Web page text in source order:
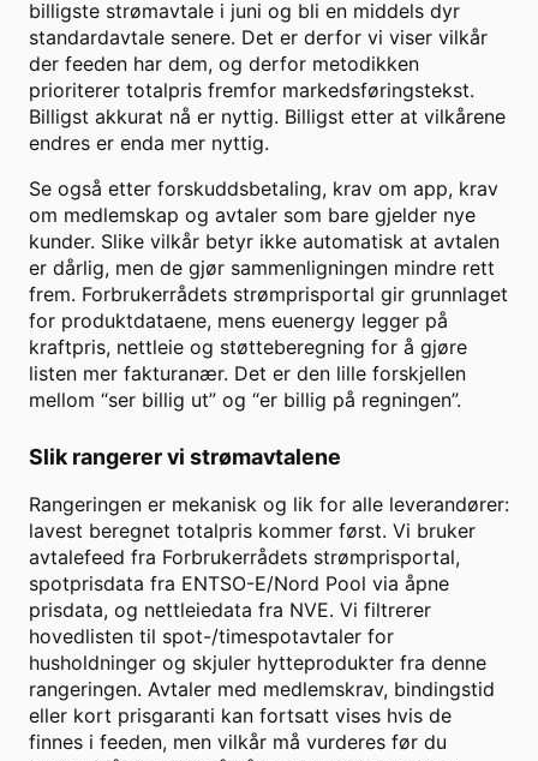
billigste strømavtale i juni og bli en middels dyr
standardavtale senere. Det er derfor vi viser vilkår
der feeden har dem, og derfor metodikken
prioriterer totalpris fremfor markedsføringstekst.
Billigst akkurat nå er nyttig. Billigst etter at vilkårene
endres er enda mer nyttig.
Se også etter forskuddsbetaling, krav om app, krav
om medlemskap og avtaler som bare gjelder nye
kunder. Slike vilkår betyr ikke automatisk at avtalen
er dårlig, men de gjør sammenligningen mindre rett
frem. Forbrukerrådets strømprisportal gir grunnlaget
for produktdataene, mens euenergy legger på
kraftpris, nettleie og støtteberegning for å gjøre
listen mer fakturanær. Det er den lille forskjellen
mellom “ser billig ut” og “er billig på regningen”.
Slik rangerer vi strømavtalene
Rangeringen er mekanisk og lik for alle leverandører:
lavest beregnet totalpris kommer først. Vi bruker
avtalefeed fra Forbrukerrådets strømprisportal,
spotprisdata fra ENTSO-E/Nord Pool via åpne
prisdata, og nettleiedata fra NVE. Vi filtrerer
hovedlisten til spot-/timespotavtaler for
husholdninger og skjuler hytteprodukter fra denne
rangeringen. Avtaler med medlemskrav, bindingstid
eller kort prisgaranti kan fortsatt vises hvis de
finnes i feeden, men vilkår må vurderes før du